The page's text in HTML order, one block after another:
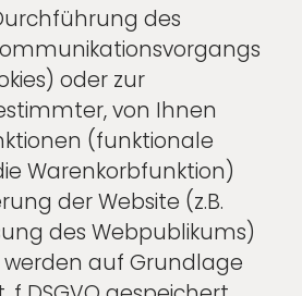
des
oder zur
von Ihnen
(funktionale
Warenkorbfunktion)
der Website (z.B.
des Webpublikums)
werden auf Grundlage